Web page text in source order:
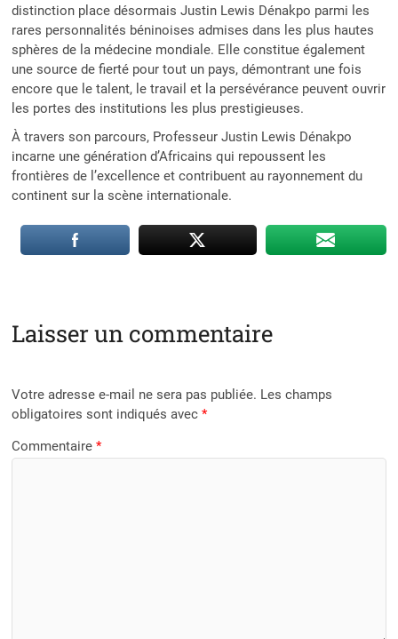
distinction place désormais Justin Lewis Dénakpo parmi les
rares personnalités béninoises admises dans les plus hautes
sphères de la médecine mondiale. Elle constitue également
une source de fierté pour tout un pays, démontrant une fois
encore que le talent, le travail et la persévérance peuvent ouvrir
les portes des institutions les plus prestigieuses.
À travers son parcours, Professeur Justin Lewis Dénakpo
incarne une génération d’Africains qui repoussent les
frontières de l’excellence et contribuent au rayonnement du
continent sur la scène internationale.
Laisser un commentaire
Votre adresse e-mail ne sera pas publiée. Les champs
obligatoires sont indiqués avec*
Commentaire*